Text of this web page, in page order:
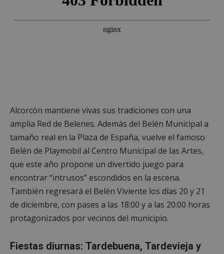
Alcorcón mantiene vivas sus tradiciones con una
amplia Red de Belenes. Además del Belén Municipal a
tamaño real en la Plaza de España, vuelve el famoso
Belén de Playmobil al Centro Municipal de las Artes,
que este año propone un divertido juego para
encontrar “intrusos” escondidos en la escena.
También regresará el Belén Viviente los días 20 y 21
de diciembre, con pases a las 18:00 y a las 20:00 horas
protagonizados por vecinos del municipio.
Fiestas diurnas: Tardebuena, Tardevieja y